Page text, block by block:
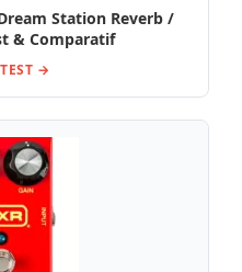
Station Reverb /
& Comparatif
→